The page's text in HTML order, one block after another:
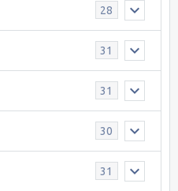
28
31
31
30
31